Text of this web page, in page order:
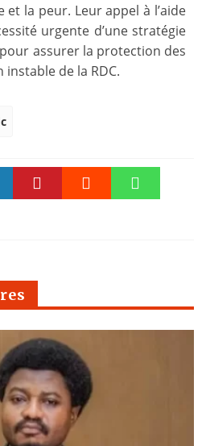
et la peur. Leur appel à l’aide
urgente d’une stratégie
assurer la protection des
de la RDC.